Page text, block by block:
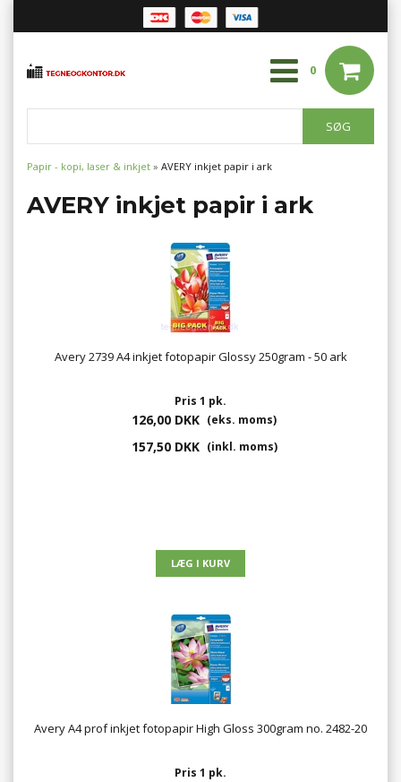
0
Papir - kopi, laser & inkjet » AVERY inkjet papir i ark
AVERY inkjet papir i ark
Avery 2739 A4 inkjet fotopapir Glossy 250gram - 50 ark
Pris 1 pk.
126,00 DKK (eks. moms)
157,50 DKK (inkl. moms)
Avery A4 prof inkjet fotopapir High Gloss 300gram no. 2482-20
Pris 1 pk.